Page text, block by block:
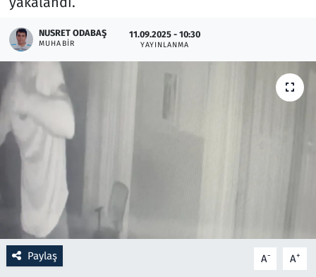
NUSRET ODABAŞ
MUHABIR
11.09.2025 - 10:30
YAYINLANMA
Paylaş A- A+
Oyun
Ramazan
Resmi İlanlar
Rüya Tabirleri
Sağlık
Savunma Sanayi
Seçim 2023